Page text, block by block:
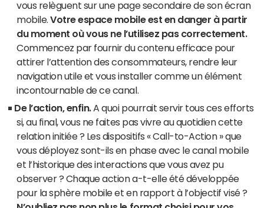
vous relèguent sur une page secondaire de son écran
mobile.Votre espace mobile est en danger à partir
du moment où vous ne l’utilisez pas correctement.
Commencez par fournir du contenu efficace pour
attirer l’attention des consommateurs, rendre leur
navigation utile et vous installer comme un élément
incontournable de ce canal.
De l’action, enfin. A quoi pourrait servir tous ces efforts
si, au final, vous ne faites pas vivre au quotidien cette
relation initiée ? Les dispositifs « Call-to-Action » que
vous déployez sont-ils en phase avec le canal mobile
et l’historique des interactions que vous avez pu
observer ? Chaque action a-t-elle été développée
pour la sphère mobile et en rapport à l’objectif visé ?